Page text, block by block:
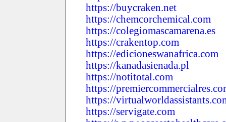
https://buycraken.net
https://chemcorchemical.com
https://colegiomascamarena.es
https://crakentop.com
https://edicioneswanafrica.com
https://kanadasienada.pl
https://notitotal.com
https://
https://
https://servigate.com